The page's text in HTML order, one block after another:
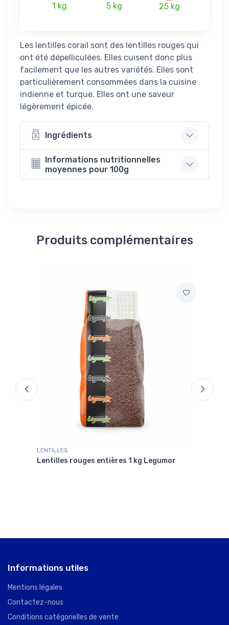
1 kg 5 kg 25 kg
Les lentilles corail sont des lentilles rouges qui
ont été dépelliculées. Elles cuisent donc plus
facilement que les autres variétés. Elles sont
particulièrement consommées dans la cuisine
indienne et turque. Elles ont une saveur
légèrement épicée.
Ingrédients
Informations nutritionnelles
moyennes pour 100g
Produits complémentaires
LENTILLES
Lentilles rouges entières 1 kg Legumor
Informations utiles
Mentions légales
Contactez-nous
Conditions catégorielles de vente